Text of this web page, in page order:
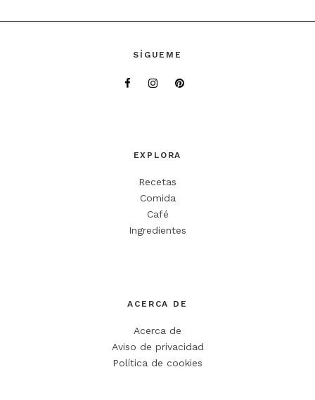
obligatorios están marcados con
Web
SÍGUEME
EXPLORA
Recetas
Comida
Café
Ingredientes
ACERCA DE
Acerca de
Aviso de privacidad
Política de cookies